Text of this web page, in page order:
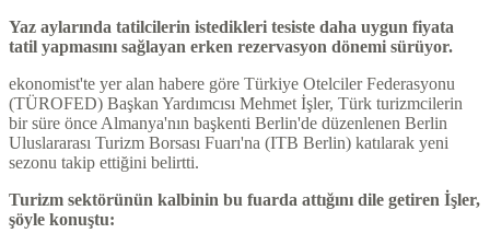
Yaz aylarında tatilcilerin istedikleri tesiste daha uygun fiyata
tatil yapmasını sağlayan erken rezervasyon dönemi sürüyor.
ekonomist'te yer alan habere göre Türkiye Otelciler Federasyonu
(TÜROFED) Başkan Yardımcısı Mehmet İşler, Türk turizmcilerin
bir süre önce Almanya'nın başkenti Berlin'de düzenlenen Berlin
Uluslararası Turizm Borsası Fuarı'na (ITB Berlin) katılarak yeni
sezonu takip ettiğini belirtti.
Turizm sektörünün kalbinin bu fuarda attığını dile getiren İşler,
şöyle konuştu: